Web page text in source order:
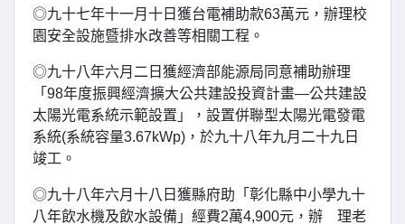
◎九十七年十一月十日獲台電補助款63萬元，辦理校
園安全設施暨排水改善等相關工程。
◎九十八年六月二日獲經濟部能源局同意補助辦理
「98年度振興經濟擴大公共建設投資計畫—公共建設
太陽光電系統示範設置」，設置併聯型太陽光電發電
系統(系統容量3.67kWp)，於九十八年九月二十九日
竣工。
◎九十八年六月十八日獲縣府助「彰化縣中小學九十
八年飲水機及飲水設備」經費2萬4,900元，辦 理老